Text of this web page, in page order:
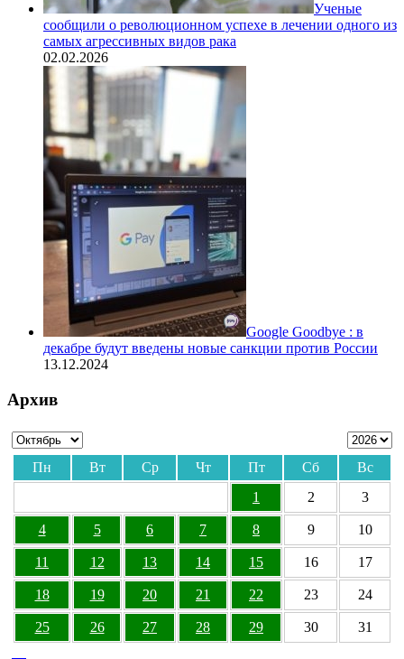
Ученые
сообщили о революционном успехе в лечении одного из
самых агрессивных видов рака
02.02.2026
Google Goodbye : в
декабре будут введены новые санкции против России
13.12.2024
Архив
Пн Вт Ср Чт Пт Сб
Вс
1
2 3
4 5 6 7 8 9 10
11 12 13 14 15 16 17
18 19 20 21 22 23 24
25 26 27 28 29 30 31